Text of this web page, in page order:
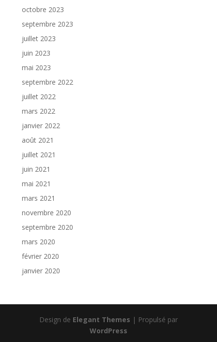
octobre 2023
septembre 2023
juillet 2023
juin 2023
mai 2023
septembre 2022
juillet 2022
mars 2022
janvier 2022
août 2021
juillet 2021
juin 2021
mai 2021
mars 2021
novembre 2020
septembre 2020
mars 2020
février 2020
janvier 2020
Design de Elegant Themes | Propulsé par
WordPress